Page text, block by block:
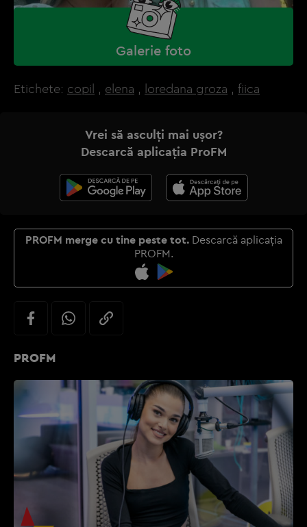
Galerie foto
Etichete: copil , elena , loredana groza , fiica
Vrei să asculți mai ușor?
Descarcă aplicația ProFM
PROFM merge cu tine peste tot.Descarcă aplicația
PROFM.
PROFM